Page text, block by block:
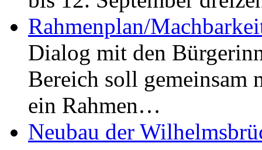
Rahmenplan/
Dialog mit den
Bereich soll gemeinsam
ein Rahmen…
Neubau der